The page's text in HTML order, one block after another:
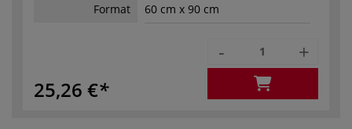
Format 60 cm x 90 cm
25,26 €
- +